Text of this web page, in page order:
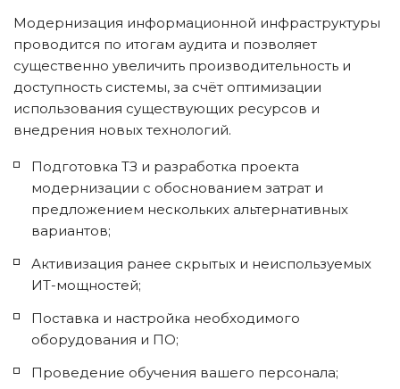
Модернизация информационной инфраструктуры
проводится по итогам аудита и позволяет
существенно увеличить производительность и
доступность системы, за счёт оптимизации
использования существующих ресурсов и
внедрения новых технологий.
Подготовка ТЗ и разработка проекта
модернизации с обоснованием затрат и
предложением нескольких альтернативных
вариантов;
Активизация ранее скрытых и неиспользуемых
ИТ-мощностей;
Поставка и настройка необходимого
оборудования и ПО;
Проведение обучения вашего персонала;